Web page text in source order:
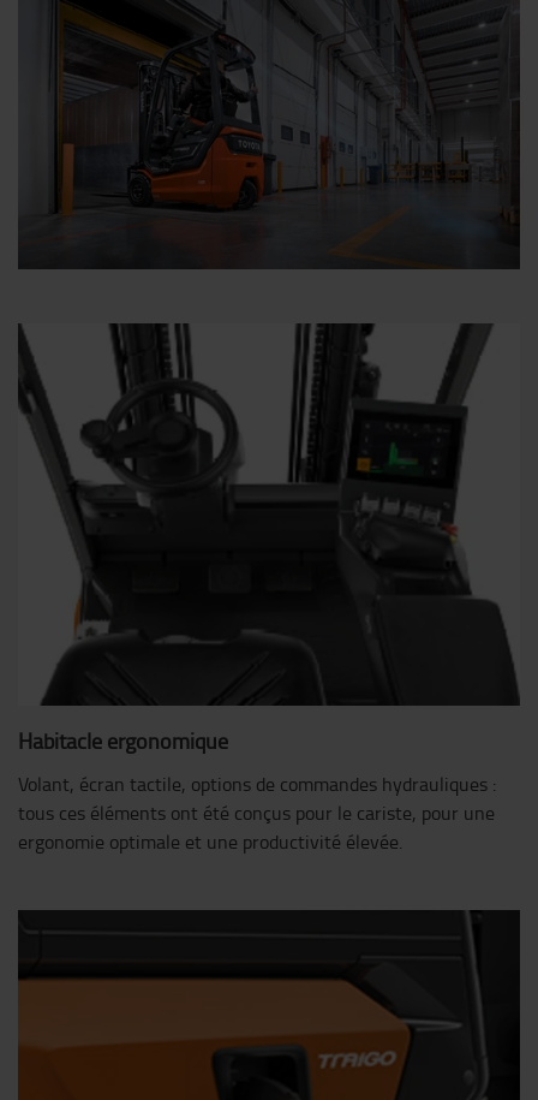
Habitacle ergonomique
Volant, écran tactile, options de commandes hydrauliques :
tous ces éléments ont été conçus pour le cariste, pour une
ergonomie optimale et une productivité élevée.